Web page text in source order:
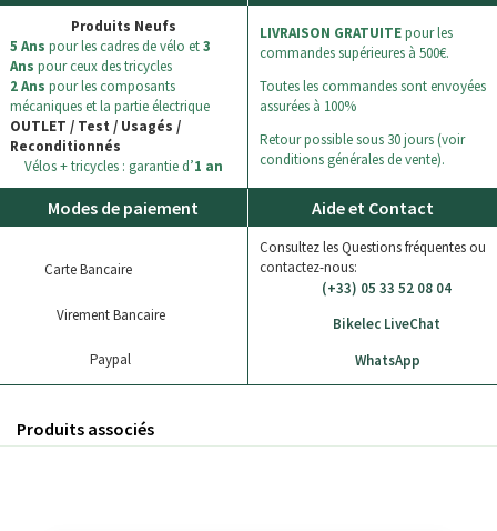
Produits Neufs
5 Ans pour les cadres de vélo et3
Ans pour ceux des tricycles
2 Ans pour les composants
mécaniques et la partie électrique
OUTLET / Test / Usagés /
Reconditionnés
Vélos + tricycles : garantie d’1 an
LIVRAISON GRATUITEpour les
commandes supérieures à 500€.
Toutes les commandes sont envoyées
assurées à 100%
Retour possible sous 30 jours (voir
conditions générales de vente).
Modes de paiement
Carte Bancaire
Virement Bancaire
Paypal
Aide et Contact
Consultez les Questions fréquentes ou
contactez-nous:
(+33) 05 33 52 08 04
Bikelec LiveChat
WhatsApp
Produits associés